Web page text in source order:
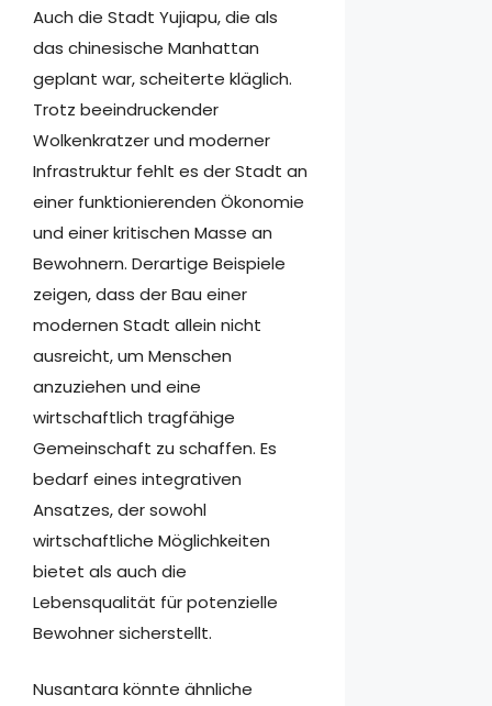
Auch die Stadt Yujiapu, die als
das chinesische Manhattan
geplant war, scheiterte kläglich.
Trotz beeindruckender
Wolkenkratzer und moderner
Infrastruktur fehlt es der Stadt an
einer funktionierenden Ökonomie
und einer kritischen Masse an
Bewohnern. Derartige Beispiele
zeigen, dass der Bau einer
modernen Stadt allein nicht
ausreicht, um Menschen
anzuziehen und eine
wirtschaftlich tragfähige
Gemeinschaft zu schaffen. Es
bedarf eines integrativen
Ansatzes, der sowohl
wirtschaftliche Möglichkeiten
bietet als auch die
Lebensqualität für potenzielle
Bewohner sicherstellt.
Nusantara könnte ähnliche